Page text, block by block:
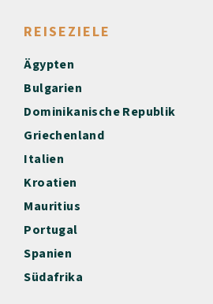
REISEZIELE
Ägypten
Bulgarien
Dominikanische Republik
Griechenland
Italien
Kroatien
Mauritius
Portugal
Spanien
Südafrika